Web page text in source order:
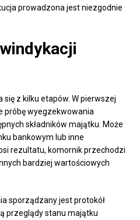
prowadzona jest niezgodnie
się z kilku etapów. W pierwszej
próbę wyegzekwowania
składników majątku. Może
bankowym lub inne
rezultatu, komornik przechodzi
bardziej wartościowych
sporządzany jest protokół
przeglądy stanu majątku